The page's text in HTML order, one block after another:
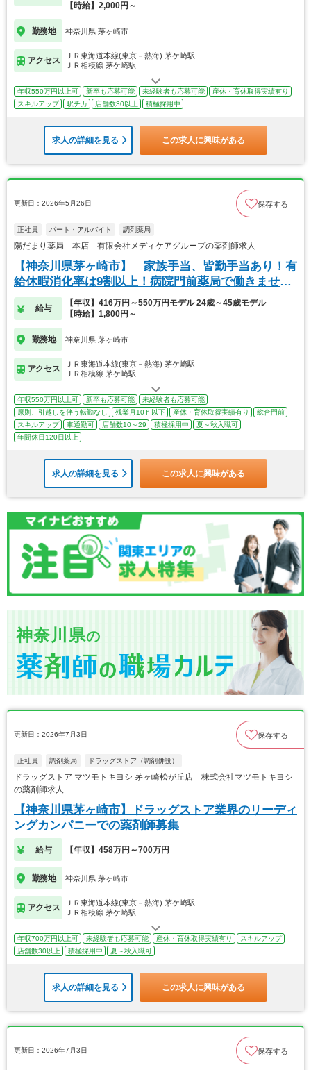
【時給】2,000円～
勤務地 神奈川県 茅ヶ崎市
アクセス
ＪＲ東海道本線(東京－熱海) 茅ケ崎駅
ＪＲ相模線 茅ケ崎駅
年収550万円以上可 新卒も応募可能 未経験者も応募可能
産休・育休取得実績有り
スキルアップ
駅チカ 店舗数30以上 積極採用中
求人の詳細を見る この求人に興味がある
更新日：2026年5月26日 保存する
正社員 パート・アルバイト 調剤薬局
陽だまり薬局 本店 有限会社メディケアグループの薬剤師求人
【神奈川県茅ヶ崎市】 家族手当、皆勤手当あり！有
給休暇消化率は9割以上！病院門前薬局で働きません
か？
給与
【年収】416万円～550万円モデル 24歳～45歳モデル
【時給】1,800円～
勤務地 神奈川県 茅ヶ崎市
アクセス
ＪＲ東海道本線(東京－熱海) 茅ケ崎駅
ＪＲ相模線 茅ケ崎駅
年収550万円以上可 新卒も応募可能
未経験者も応募可能
原則、引越しを伴う転勤なし
残業月10ｈ以下 産休・育休取得実績有り
総合門前
スキルアップ
車通勤可 店舗数10～29 積極採用中
夏～秋入職可
年間休日120日以上
求人の詳細を見る この求人に興味がある
神奈川県の
更新日：2026年7月3日 保存する
正社員 調剤薬局 ドラッグストア（調剤併設）
ドラッグストア マツモトキヨシ 茅ヶ崎松が丘店 株式会社マツモトキヨシ
の薬剤師求人
【神奈川県茅ヶ崎市】ドラッグストア業界のリーディ
ングカンパニーでの薬剤師募集
給与 【年収】458万円～700万円
勤務地 神奈川県 茅ヶ崎市
アクセス
ＪＲ東海道本線(東京－熱海) 茅ケ崎駅
ＪＲ相模線 茅ケ崎駅
年収700万円以上可 未経験者も応募可能 産休・育休取得実績有り
スキルアップ
店舗数30以上
積極採用中 夏～秋入職可
求人の詳細を見る この求人に興味がある
更新日：2026年7月3日 保存する